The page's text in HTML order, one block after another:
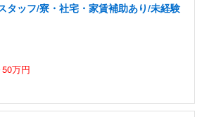
タッフ/寮・社宅・家賃補助あり/未経験
万円